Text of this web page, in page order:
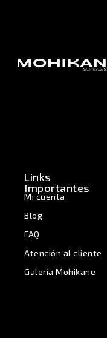
Links
Importantes
Mi cuenta
Blog
FAQ
Atención al cliente
Galería Mohikane